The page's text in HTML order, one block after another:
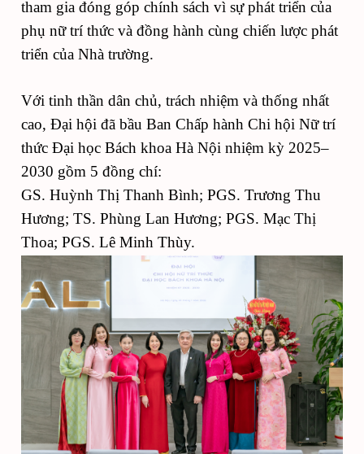
tham gia đóng góp chính sách vì sự phát triển của
phụ nữ trí thức và đồng hành cùng chiến lược phát
triển của Nhà trường.
Với tinh thần dân chủ, trách nhiệm và thống nhất
cao, Đại hội đã bầu Ban Chấp hành Chi hội Nữ trí
thức Đại học Bách khoa Hà Nội nhiệm kỳ 2025–
2030 gồm 5 đồng chí:
GS. Huỳnh Thị Thanh Bình; PGS. Trương Thu
Hương; TS. Phùng Lan Hương; PGS. Mạc Thị
Thoa; PGS. Lê Minh Thùy.